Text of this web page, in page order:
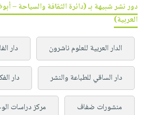
دور نشر شبيهة بـ (دائرة الثقافة والسياحة –
العربية)
الدار العربية للعلوم ناشرون دار
دار الساقي للطباعة والنشر دار
منشورات ضفاف مركز دراسات